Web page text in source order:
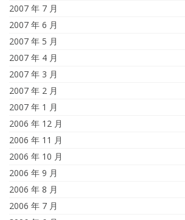
2007 年 7 月
2007 年 6 月
2007 年 5 月
2007 年 4 月
2007 年 3 月
2007 年 2 月
2007 年 1 月
2006 年 12 月
2006 年 11 月
2006 年 10 月
2006 年 9 月
2006 年 8 月
2006 年 7 月